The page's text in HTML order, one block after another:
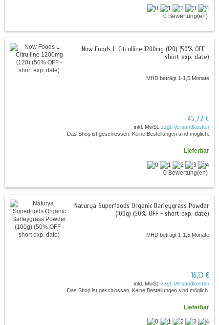
0 Bewertung(en)
Now Foods L-Citrulline 1200mg (120) (50% OFF -
short exp. date)
MHD beträgt 1-1,5 Monate
45,72 €
inkl. MwSt. zzgl. Versandkosten
Das Shop ist geschlossen. Keine Bestellungen sind möglich.
Lieferbar
0 Bewertung(en)
Naturya Superfoods Organic Barleygrass Powder
(100g) (50% OFF - short exp. date)
MHD beträgt 1-1,5 Monate
16,13 €
inkl. MwSt. zzgl. Versandkosten
Das Shop ist geschlossen. Keine Bestellungen sind möglich.
Lieferbar